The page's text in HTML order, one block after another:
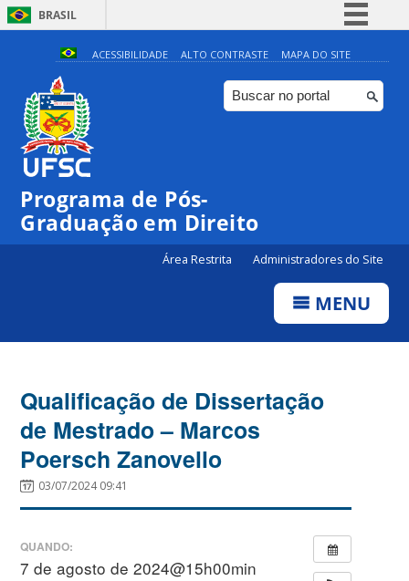
BRASIL
Simplifique!
Comunica BR
Participe
ACESSIBILIDADE ALTO CONTRASTE MAPA DO SITE
Programa de Pós-
Graduação em Direito
Área Restrita Administradores do Site
MENU
Qualificação de Dissertação
de Mestrado – Marcos
Poersch Zanovello
03/07/2024 09:41
QUANDO:
7 de agosto de 2024@15h00min